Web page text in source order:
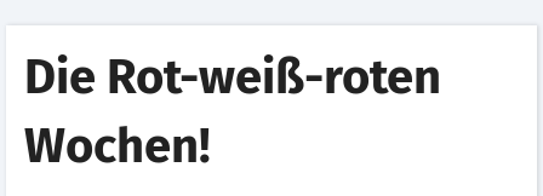
Die Rot-weiß-roten
Wochen!